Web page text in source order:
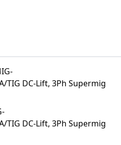
TIG DC-Lift, 3Ph Supermig